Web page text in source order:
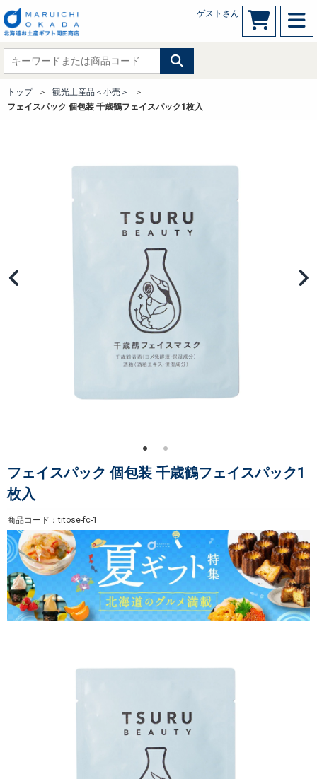
ゲストさん
トップ
観光土産品＜小売＞
フェイスパック 個包装 千歳鶴フェイスパック1枚入
フェイスパック 個包装 千歳鶴フェイスパック1
枚入
商品コード：titose-fc-1